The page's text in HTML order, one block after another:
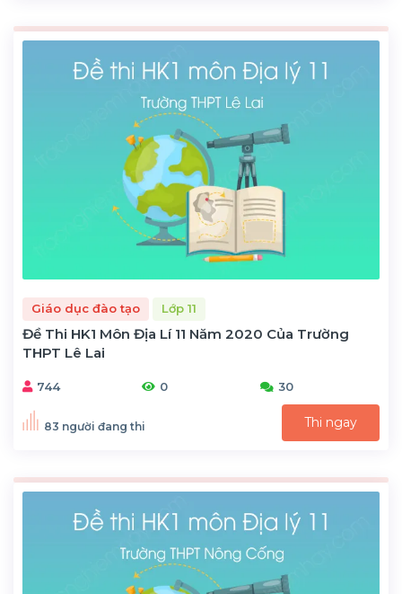
Giáo dục đào tạo Lớp 11
Đề Thi HK1 Môn Địa Lí 11 Năm 2020 Của Trường
THPT Lê Lai
744 0 30
83 người đang thi Thi ngay